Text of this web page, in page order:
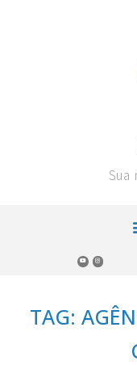
Sua
TAG: